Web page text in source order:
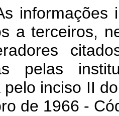
informações
a terceiros,
pelas
pelo inciso II
de 1966 -